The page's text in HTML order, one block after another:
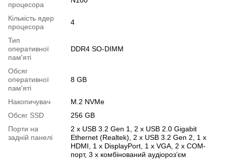
процесора
Кількість ядер
процесора
4
Тип
оперативної
пам'яті
DDR4 SO-DIMM
Обсяг
оперативної
пам'яті
8 GB
Накопичувач
M.2 NVMe
Обсяг SSD
256 GB
Порти на
задній панелі
2 х USB 3.2 Gen 1, 2 х USB 2.0 Gigabit
Ethernet (Realtek), 2 х USB 3.2 Gen 2, 1 х
HDMI, 1 х DisplayPort, 1 х VGA, 2 х COM-
порт, 3 х комбінований аудіороз’єм